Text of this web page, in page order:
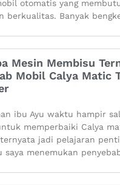
otomatis yang
berkualitas. Banyak
Mesin Membisu
Mobil Calya Matic
ibu Ayu waktu hampir
memperbaiki Calya
jadi pelajaran
saya menemukan